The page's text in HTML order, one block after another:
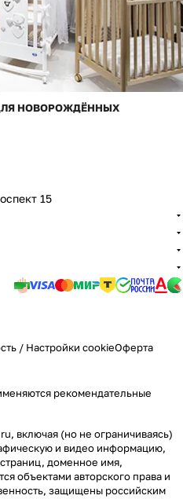
НОВОРОЖДЁННЫХ
15
/ Настройки cookieОферта
рекомендательные
включая (но не ограничиваясь)
и видео информацию,
доменное имя,
объектами авторского права и
защищены российским